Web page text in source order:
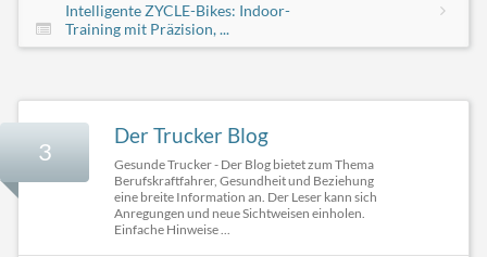
Intelligente ZYCLE-Bikes: Indoor-
Training mit Präzision, ...
3
Der Trucker Blog
Gesunde Trucker - Der Blog bietet zum Thema
Berufskraftfahrer, Gesundheit und Beziehung
eine breite Information an. Der Leser kann sich
Anregungen und neue Sichtweisen einholen.
Einfache Hinweise ...